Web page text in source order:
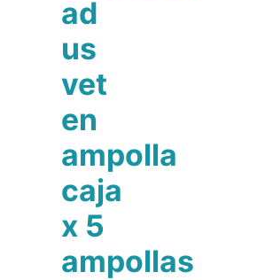
ad
us
vet
en
ampolla
caja
x 5
ampollas